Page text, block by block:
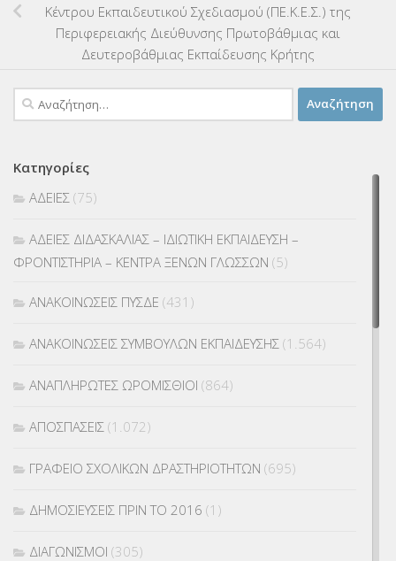
Κέντρου Εκπαιδευτικού Σχεδιασμού (ΠΕ.Κ.Ε.Σ.) της
Περιφερειακής Διεύθυνσης Πρωτοβάθμιας και
Δευτεροβάθμιας Εκπαίδευσης Κρήτης
Αναζήτηση
για:
Κατηγορίες
ΑΔΕΙΕΣ (75)
ΑΔΕΙΕΣ ΔΙΔΑΣΚΑΛΙΑΣ – ΙΔΙΩΤΙΚΗ ΕΚΠΑΙΔΕΥΣΗ –
ΦΡΟΝΤΙΣΤΗΡΙΑ – ΚΕΝΤΡΑ ΞΕΝΩΝ ΓΛΩΣΣΩΝ (5)
ΑΝΑΚΟΙΝΩΣΕΙΣ ΠΥΣΔΕ (431)
ΑΝΑΚΟΙΝΩΣΕΙΣ ΣΥΜΒΟΥΛΩΝ ΕΚΠΑΙΔΕΥΣΗΣ (1.564)
ΑΝΑΠΛΗΡΩΤΕΣ ΩΡΟΜΙΣΘΙΟΙ (864)
ΑΠΟΣΠΑΣΕΙΣ (1.072)
ΓΡΑΦΕΙΟ ΣΧΟΛΙΚΩΝ ΔΡΑΣΤΗΡΙΟΤΗΤΩΝ (695)
ΔΗΜΟΣΙΕΥΣΕΙΣ ΠΡΙΝ ΤΟ 2016 (1)
ΔΙΑΓΩΝΙΣΜΟΙ (305)